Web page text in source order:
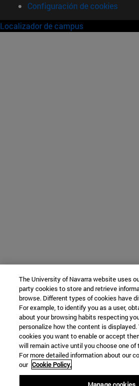
Configuración de cookies
Localizador de campus
The University of Navarra website uses
party cookies to store and retrieve
browse. Different types of cookies have
For example, to identify you as a user,
about your browsing habits respecting
personalize how the content is
cookies you want to enable or accept
will remain active until you choose one
For more detailed information about our
our Cookie Policy.